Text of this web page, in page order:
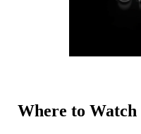
Where to Watch